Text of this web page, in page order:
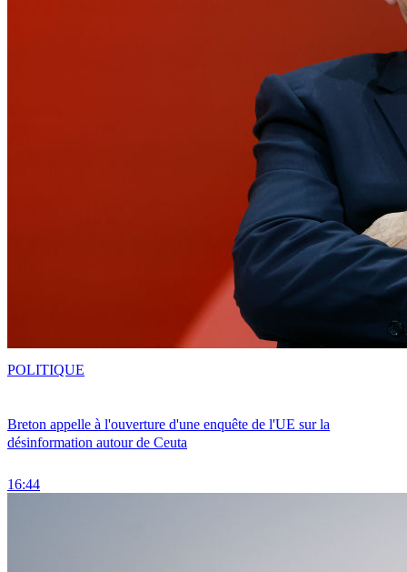
Breton appelle à l'ouverture d'une enquête de l'UE sur la
désinformation autour de Ceuta
16:44
POLITIQUE